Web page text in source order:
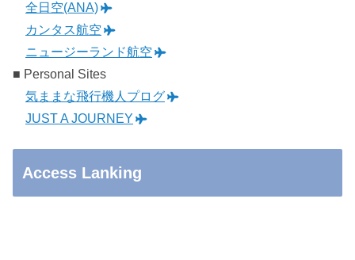
全日空(ANA)
カンタス航空
ニュージーランド航空
■ Personal Sites
気ままな飛行機人プログ
JUST A JOURNEY
Access Lanking